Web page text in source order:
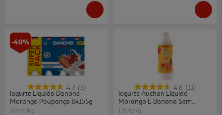
-40%
4.7 (3)
Iogurte Liquido Danone
Morango Poupança 8x155g
2.09 €/Kg
4.6 (11)
Iogurte Auchan Líquido
Morango E Banana Sem
Glúten 1kg
1.55 €/Kg